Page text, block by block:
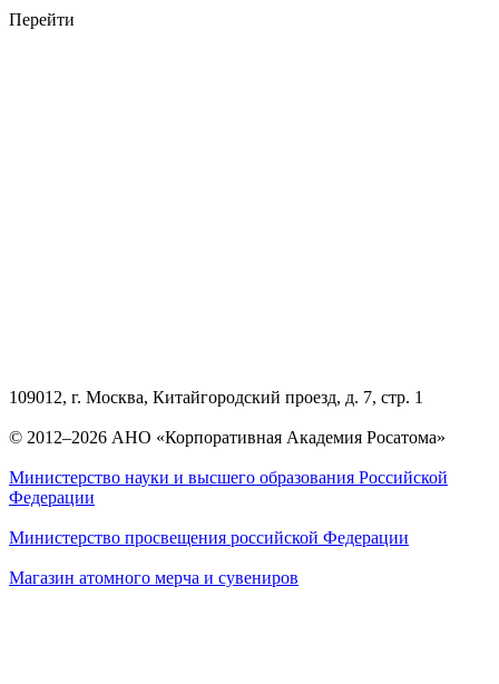
Перейти
109012, г. Москва, Китайгородский проезд, д. 7, стр. 1
© 2012–2026 АНО «Корпоративная Академия Росатома»
Министерство науки и высшего образования Российской
Федерации
Министерство просвещения российской Федерации
Магазин атомного мерча и сувениров